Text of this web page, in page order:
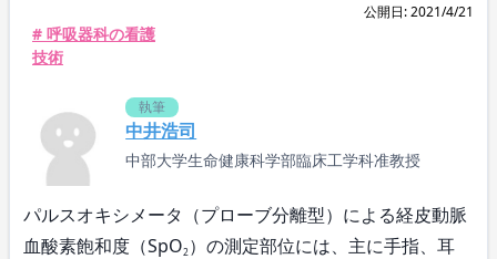
公開日: 2021/4/21
# 呼吸器科の看護
技術
執筆
中井浩司
中部大学生命健康科学部臨床工学科准教授
パルスオキシメータ（プローブ分離型）による経皮動脈
血酸素飽和度（SpO2 ）の測定部位には、主に手指、耳